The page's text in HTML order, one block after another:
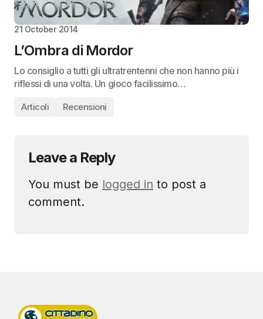
21 October 2014
L’Ombra di Mordor
Lo consiglio a tutti gli ultratrentenni che non hanno più i
riflessi di una volta. Un gioco facilissimo…
Articoli Recensioni
Leave a Reply
You must be logged in to post a
comment.